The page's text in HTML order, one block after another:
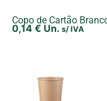
Copo de Cartão
0,14 € Un. s/ IVA